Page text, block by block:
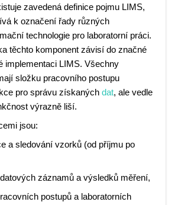
zavedená definice pojmu LIMS,
k označení řady různých
technologie pro laboratorní práci.
těchto komponent závisí do značné
implementaci LIMS. Všechny
složku pracovního postupu
pro správu získaných dat, ale vedle
výrazně liší.
jsou:
vzorků (od příjmu po
záznamů a výsledků měření,
postupů a laboratorních